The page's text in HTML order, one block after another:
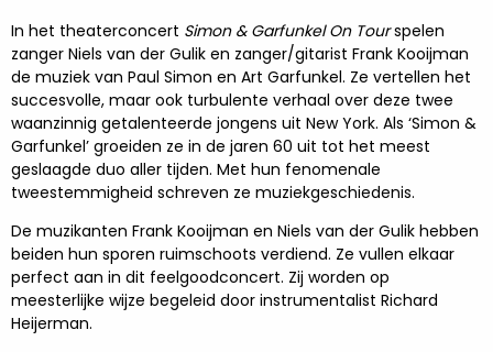
In het theaterconcert Simon & Garfunkel On Tourspelen
zanger Niels van der Gulik en zanger/gitarist Frank Kooijman
de muziek van Paul Simon en Art Garfunkel. Ze vertellen het
succesvolle, maar ook turbulente verhaal over deze twee
waanzinnig getalenteerde jongens uit New York. Als ‘Simon &
Garfunkel’ groeiden ze in de jaren 60 uit tot het meest
geslaagde duo aller tijden. Met hun fenomenale
tweestemmigheid schreven ze muziekgeschiedenis.
De muzikanten Frank Kooijman en Niels van der Gulik hebben
beiden hun sporen ruimschoots verdiend. Ze vullen elkaar
perfect aan in dit feelgoodconcert. Zij worden op
meesterlijke wijze begeleid door instrumentalist Richard
Heijerman.